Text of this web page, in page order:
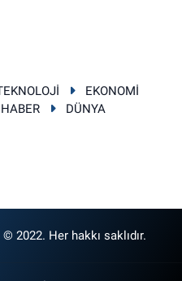
EKONOMİ
DÜNYA
2022. Her hakkı saklıdır.